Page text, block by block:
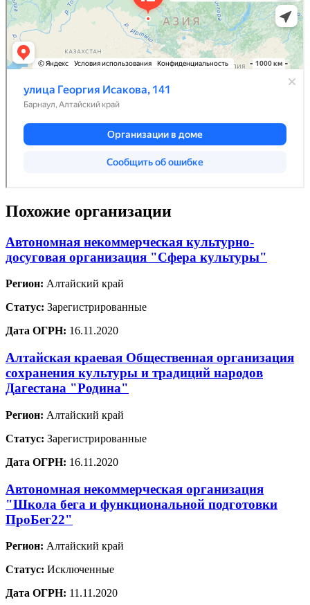
Похожие организации
Автономная некоммерческая культурно-
досуговая организация "Сфера культуры"
Регион: Алтайский край
Статус: Зарегистрированные
Дата ОГРН: 16.11.2020
Алтайская краевая Общественная организация
сохранения культуры и традиций народов
Дагестана "Родина"
Регион: Алтайский край
Статус: Зарегистрированные
Дата ОГРН: 16.11.2020
Автономная некоммерческая организация
"Школа бега и функциональной подготовки
ПроБег22"
Регион: Алтайский край
Статус: Исключенные
Дата ОГРН: 11.11.2020